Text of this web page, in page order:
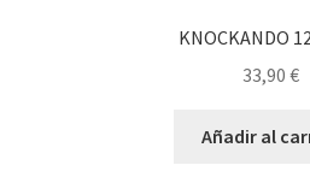
KNOCKANDO
33,90 €
Añadir al